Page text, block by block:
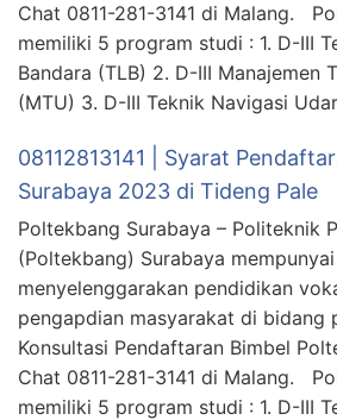
Chat 0811-281-3141 di Malang.
memiliki 5 program studi : 1. D-III
Bandara (TLB) 2. D-III Manajemen
(MTU) 3. D-III Teknik Navigasi
08112813141 | Syarat
Surabaya 2023 di Tideng Pale
Poltekbang Surabaya – Politeknik
(Poltekbang) Surabaya
menyelenggarakan pendidikan
pengapdian masyarakat di bidang
Konsultasi Pendaftaran Bimbel
Chat 0811-281-3141 di Malang.
memiliki 5 program studi : 1. D-III